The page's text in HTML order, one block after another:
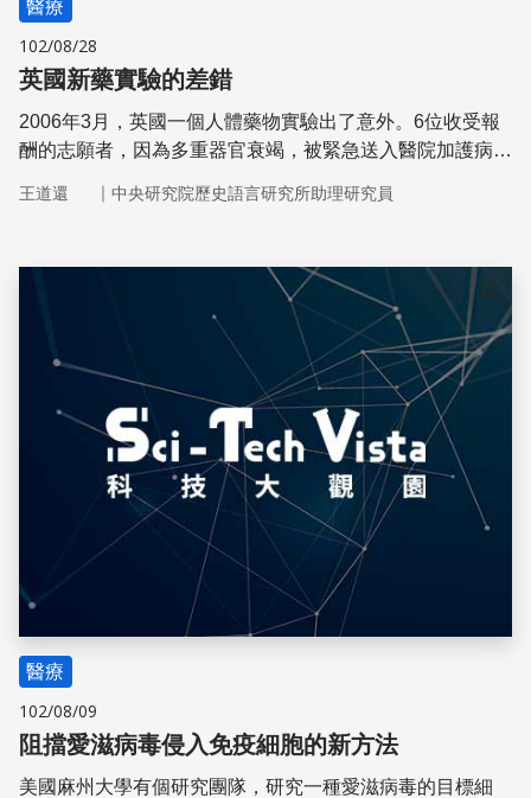
醫療
102/08/28
英國新藥實驗的差錯
2006年3月，英國一個人體藥物實驗出了意外。6位收受報
酬的志願者，因為多重器官衰竭，被緊急送入醫院加護病房
王道還 ｜ 中央研究院歷史語言研究所助理研究員
儲存
醫療
102/08/09
阻擋愛滋病毒侵入免疫細胞的新方法
美國麻州大學有個研究團隊，研究一種愛滋病毒的目標細